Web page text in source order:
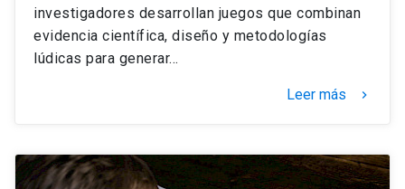
investigadores desarrollan juegos que combinan
evidencia científica, diseño y metodologías
lúdicas para generar…
Leer más keyboard_arrow_right